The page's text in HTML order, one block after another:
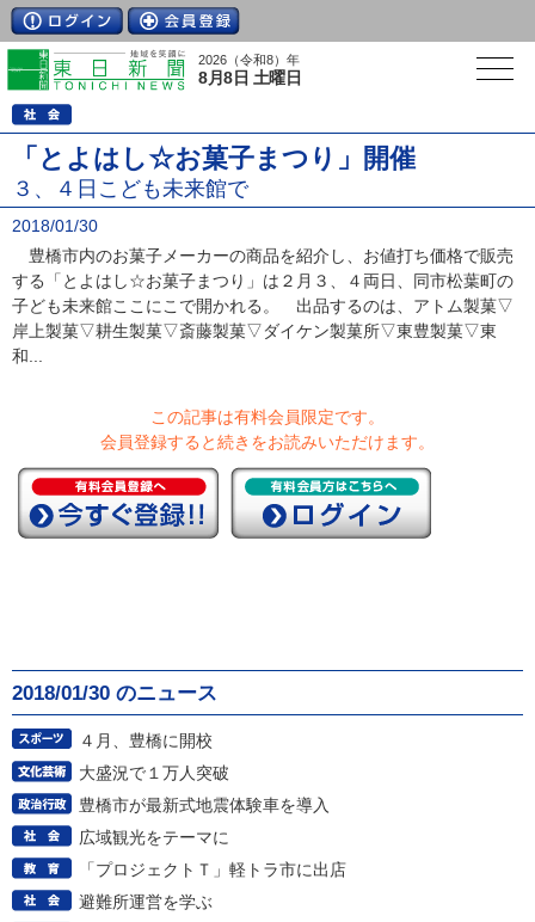
2026（令和8）年
8月8日 土曜日
「とよはし☆お菓子まつり」開催
３、４日こども未来館で
2018/01/30
豊橋市内のお菓子メーカーの商品を紹介し、お値打ち価格で販売
する「とよはし☆お菓子まつり」は２月３、４両日、同市松葉町の
子ども未来館ここにこで開かれる。 出品するのは、アトム製菓▽
岸上製菓▽耕生製菓▽斎藤製菓▽ダイケン製菓所▽東豊製菓▽東
和...
この記事は有料会員限定です。
会員登録すると続きをお読みいただけます。
2018/01/30 のニュース
４月、豊橋に開校
大盛況で１万人突破
豊橋市が最新式地震体験車を導入
広域観光をテーマに
「プロジェクトＴ」軽トラ市に出店
避難所運営を学ぶ